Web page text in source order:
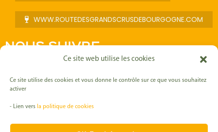
Ce site web utilise les cookies
Ce site utilise des cookies et vous donne le contrôle sur ce que vous souhaitez
activer
- Lien vers la politique de cookies
WWW.ROUTEDESGRANDSCRUSDEBOURGOGNE.COM
NOUS SUIVRE
a
o
k
n
g
a
i
d
n
o
b